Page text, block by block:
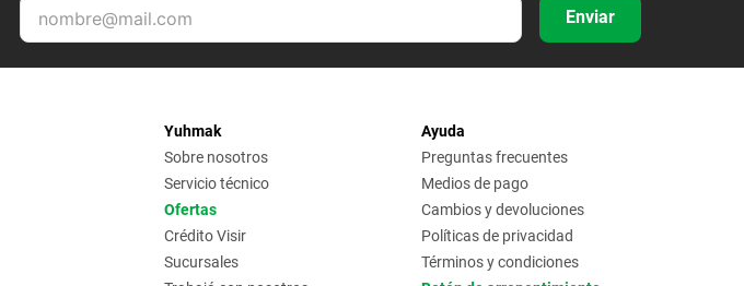
Enviar
Yuhmak
Sobre nosotros
Servicio técnico
Ofertas
Crédito Visir
Sucursales
Ayuda
Preguntas frecuentes
Medios de pago
Cambios y devoluciones
Políticas de privacidad
Términos y condiciones